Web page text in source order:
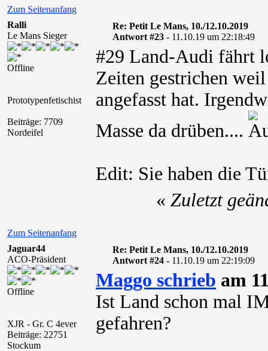
Zum Seitenanfang
Ralli
Le Mans Sieger
Offline
Prototypenfetischist
Beiträge: 7709
Nordeifel
Re: Petit Le Mans, 10./12.10.2019
Antwort #23 - 11.10.19 um 22:18:49
#29 Land-Audi fährt
Zeiten gestrichen
angefasst hat.
Masse da drüben....
Edit: Sie haben die
Zum Seitenanfang
« Zuletzt
Jaguar44
ACO-Präsident
Offline
XJR - Gr. C 4ever
Beiträge: 22751
Stockum
Re: Petit Le Mans, 10./12.10.2019
Antwort #24 - 11.10.19 um 22:19:09
Maggo schrieb am
Ist Land schon mal
gefahren?